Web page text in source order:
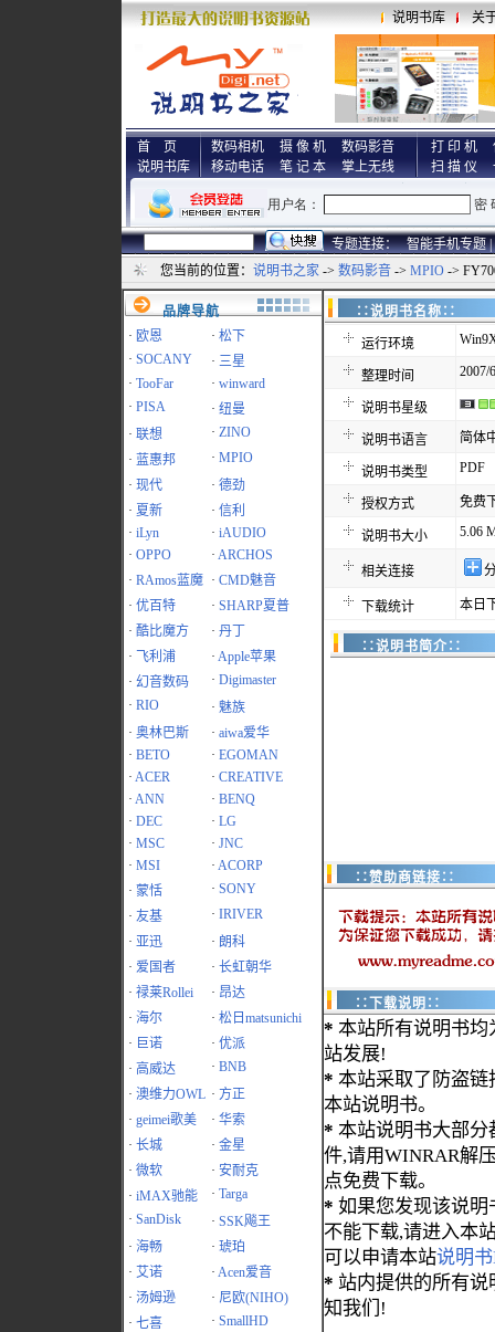
说明书库 关
首 页
说明书库
数码相机 摄 像 机
数码影音
移动电话
笔 记 本 掌上无线
打 印 机
扫 描 仪
专题连接： 智能手机专题 |
您当前的位置： 说明书之家 -> 数码影音 -> MPIO ->
品牌导航
· 欧恩 · 松下
· SOCANY · 三星
· TooFar · winward
· PISA · 纽曼
· 联想 · ZINO
· 蓝惠邦 · MPIO
· 现代 · 德劲
· 夏新 · 信利
· iLyn · iAUDIO
· OPPO · ARCHOS
· RAmos蓝魔 · CMD魅音
· 优百特 · SHARP夏普
· 酷比魔方 · 丹丁
·
飞利浦 · Apple苹果
· 幻音数码 · Digimaster
· RIO · 魅族
· 奥林巴斯 · aiwa爱华
· BETO · EGOMAN
· ACER · CREATIVE
· ANN · BENQ
· DEC · LG
· MSC · JNC
· MSI · ACORP
· 蒙恬 · SONY
· 友基 · IRIVER
· 亚迅 · 朗科
· 爱国者 · 长虹朝华
· 禄莱Rollei · 昂达
· 海尔 · 松日matsunichi
· 巨诺 · 优派
· 高威达 · BNB
· 澳维力OWL · 方正
· geimei歌美 · 华索
· 长城 · 金星
· 微软 · 安耐克
· iMAX驰能 · Targa
· SanDisk · SSK飚王
· 海畅 · 琥珀
· 艾诺 · Acen爱音
· 汤姆逊 · 尼欧(NIHO)
· 七喜 · SmallHD
∷说明书名
运行环境
整理时间 2007/
说明书星级
说明书语言 简体
说明书类型 PDF
授权方式 免费
说明书大小 5.06
相关连接
下载统计 本日
∷说明书简介∷
∷赞助商链接∷
∷下载说明∷
* 本站所有说明书均
站发展!
* 本站采取了防盗链
本站说明书。
* 本站说明书大部分
件,请用WINRAR解
点免费下载。
* 如果您发现该说明
不能下载,请进入本
可以申请本站说明
* 站内提供的所有
知我们!